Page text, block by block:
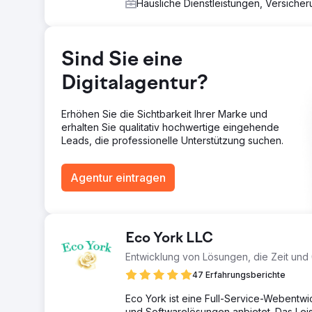
Ergebnis
Innerhalb eines Jahres verzeichnete der Berliner
was seine organische Sichtbarkeit deutlich steigerte.
aus Direktbuchungen um 20 %, wodurch die
verbesserte nicht nur die Suchrankings, sondern
Tickets direkt über die Website zu finden und zu
Zur Agenturseite
Häusliche Dienstleistungen,
Sind Sie eine
Digitalagentur?
Erhöhen Sie die Sichtbarkeit Ihrer Marke und
erhalten Sie qualitativ hochwertige eingehende
Leads, die professionelle Unterstützung suchen.
Agentur eintragen
Eco York LLC
Entwicklung von Lösungen, die Zeit und
47 Erfahrungsberichte
Eco York ist eine Full-Service-